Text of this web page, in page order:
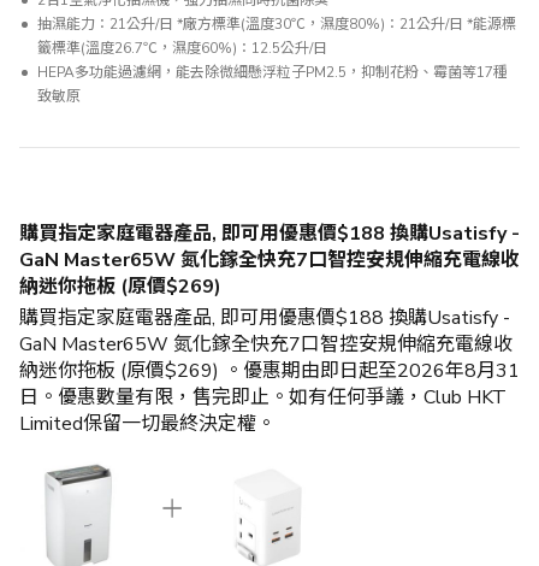
抽濕能力：21公升/日 *廠方標準(溫度30℃，濕度80%)：21公升/日 *能源標
籤標準(溫度26.7℃，濕度60%)：12.5公升/日
HEPA多功能過濾網，能去除微細懸浮粒子PM2.5，抑制花粉、霉菌等17種
致敏原
購買指定家庭電器產品, 即可用優惠價$188 換購Usatisfy -
GaN Master65W 氮化鎵全快充7口智控安規伸縮充電線收
納迷你拖板 (原價$269)
購買指定家庭電器產品, 即可用優惠價$188 換購Usatisfy -
GaN Master65W 氮化鎵全快充7口智控安規伸縮充電線收
納迷你拖板 (原價$269) 。優惠期由即日起至2026年8月31
日。優惠數量有限，售完即止。如有任何爭議，Club HKT
Limited保留一切最終決定權。